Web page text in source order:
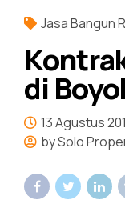
Jasa Bangun
di
13 Agustus
by Solo